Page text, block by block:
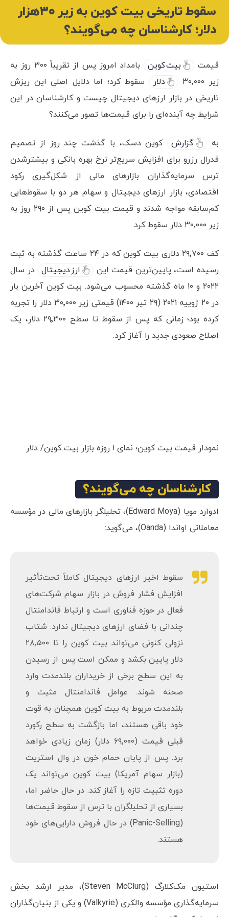
سقوط تاریخی بیت کوین به زیر ۳۰هزار
دلار؛ کارشناسان چه می‌گویند؟
قیمت بیت کوین
بامداد امروز پس از تقریباً ۳۰۰ روز به
زیر ۳۰٬۰۰۰
دلار
سقوط کرد؛ اما دلایل اصلی این ریزش
تاریخی در بازار ارزهای دیجیتال چیست و کارشناسان در این
شرایط چه آینده‌ای را برای قیمت‌ها تصور می‌کنند؟
به گزارش
کوین دسک،‌ با گذشت چند روز از تصمیم
فدرال رزرو برای افزایش سریع‌تر نرخ بهره بانکی و بیشترشدن
ترس سرمایه‌گذاران بازارهای مالی از شکل‌گیری رکود
اقتصادی، بازار ارزهای دیجیتال و سهام هر دو با سقوط‌هایی
کم‌سابقه مواجه شدند و قیمت بیت کوین پس از ۲۹۰ روز به
زیر ۳۰٬۰۰۰ دلار سقوط کرد.
کف ۲۹٬۷۰۰ دلاری بیت کوین که در ۲۴ ساعت گذشته به ثبت
رسیده است، پایین‌ترین قیمت این
ارز دیجیتال در سال
۲۰۲۲ و ۱۰ ماه گذشته محسوب می‌شود. بیت کوین آخرین بار
در ۲۰ ژوییه ۲۰۲۱ (۲۹ تیر ۱۴۰۰) قیمتی زیر ۳۰٬۰۰۰ دلار را تجربه
کرده بود؛ زمانی که پس از سقوط تا سطح ۲۹٬۳۰۰ دلار، یک
اصلاح صعودی جدید را آغاز کرد.
نمودار قیمت بیت کوین؛ نمای ۱ روزه بازار بیت کوین/ دلار.
کارشناسان چه می‌گویند؟
سقوط اخیر ارزهای دیجیتال کاملاً تحت‌تأثیر
افزایش فشار فروش در بازار سهام شرکت‌های
فعال در حوزه فناوری است و ارتباط فاندامنتال
چندانی با فضای ارزهای دیجیتال ندارد. شتاب
نزولی کنونی می‌تواند بیت کوین را تا ۲۸٬۵۰۰
دلار پایین بکشد و ممکن است پس از رسیدن
به این سطح برخی از خریداران بلندمدت وارد
صحنه شوند. عوامل فاندامنتال مثبت و
بلندمدت مربوط به بیت کوین همچنان به قوت
خود باقی هستند، اما بازگشت به سطح رکورد
قبلی قیمت (۶۹٬۰۰۰ دلار) زمان زیادی خواهد
برد. پس از پایان حمام خون در وال استریت
(بازار سهام آمریکا) بیت کوین می‌تواند یک
دوره تثبیت تازه را آغاز کند. در حال حاضر اما،
بسیاری از تحلیلگران با ترس از سقوط قیمت‌ها